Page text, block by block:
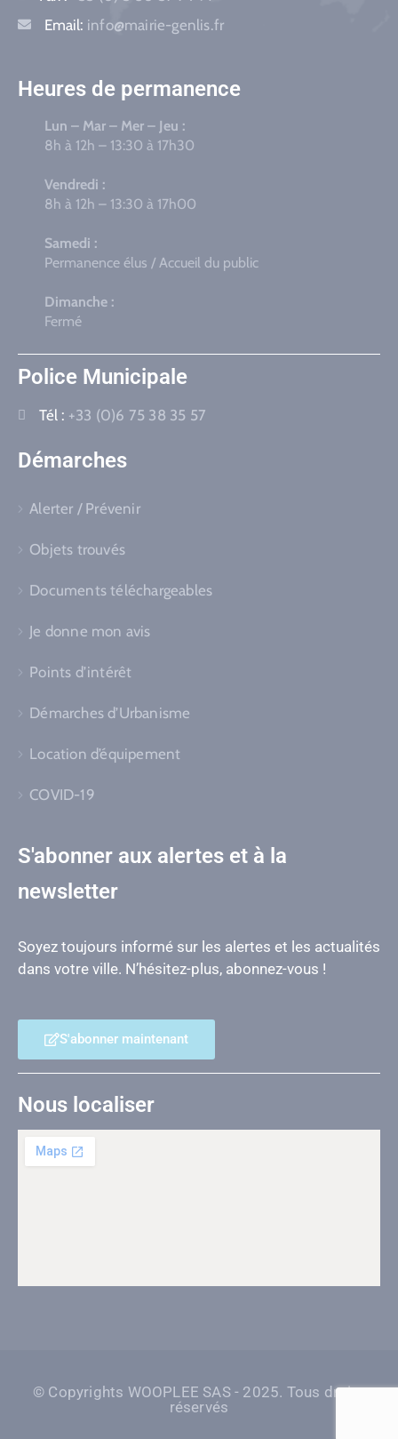
Email: info@mairie-genlis.fr
Heures de permanence
Lun – Mar – Mer – Jeu :
8h à 12h – 13:30 à 17h30
Vendredi :
8h à 12h – 13:30 à 17h00
Samedi :
Permanence élus / Accueil du public
Dimanche :
Fermé
Police Municipale
Tél : +33 (0)6 75 38 35 57
Démarches
Alerter / Prévenir
Objets trouvés
Documents téléchargeables
Je donne mon avis
Points d’intérêt
Démarches d’Urbanisme
Location d’équipement
COVID-19
S'abonner aux alertes et à la
newsletter
Soyez toujours informé sur les alertes et les actualités
dans votre ville. N’hésitez-plus, abonnez-vous !
S'abonner maintenant
Nous localiser
© Copyrights WOOPLEE SAS - 2025. Tous droits
réservés